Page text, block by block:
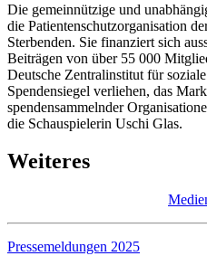
Die gemeinnützige und
die Patientenschutzorganisation
Sterbenden. Sie finanziert sich
Beiträgen von über 55 000
Deutsche Zentralinstitut für
Spendensiegel verliehen, das
spendensammelnder
die Schauspielerin Uschi Glas.
Weiteres
Pressemeldungen 2025